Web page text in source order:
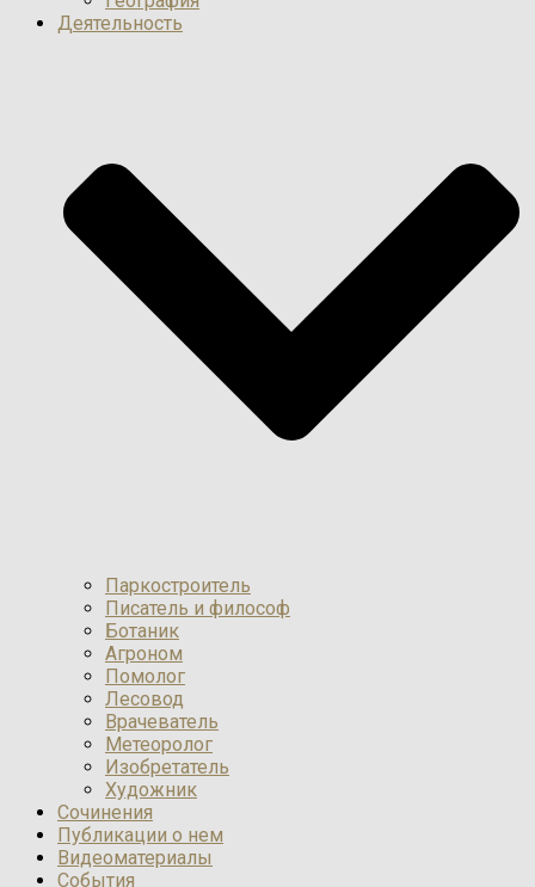
Деятельность
Паркостроитель
Писатель и философ
Ботаник
Агроном
Помолог
Лесовод
Врачеватель
Метеоролог
Изобретатель
Художник
Сочинения
Публикации о нем
Видеоматериалы
События